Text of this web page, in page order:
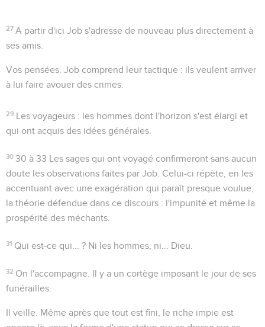
27 A partir d'ici Job s'adresse de nouveau plus directement à
ses amis.
Vos pensées . Job comprend leur tactique : ils veulent arriver
à lui faire avouer des crimes.
29 Les voyageurs : les hommes dont l'horizon s'est élargi et
qui ont acquis des idées générales.
30 30 à 33 Les sages qui ont voyagé confirmeront sans aucun
doute les observations faites par Job. Celui-ci répète, en les
accentuant avec une exagération qui paraît presque voulue,
la théorie défendue dans ce discours : l'impunité et même la
prospérité des méchants.
31 Qui est-ce qui... ? Ni les hommes, ni... Dieu.
32 On l'accompagne . Il y a un cortège imposant le jour de ses
funérailles.
Il veille . Même après que tout est fini, le riche impie est